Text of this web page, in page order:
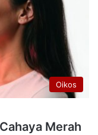
Oikos
Merah